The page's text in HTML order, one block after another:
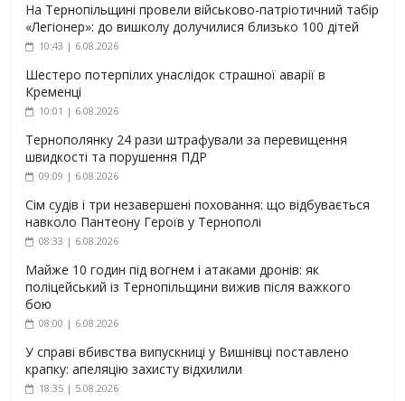
На Тернопільщині провели військово-патріотичний табір
«Легіонер»: до вишколу долучилися близько 100 дітей
10:43 | 6.08.2026
Шестеро потерпілих унаслідок страшної аварії в
Кременці
10:01 | 6.08.2026
Тернополянку 24 рази штрафували за перевищення
швидкості та порушення ПДР
09:09 | 6.08.2026
Сім судів і три незавершені поховання: що відбувається
навколо Пантеону Героїв у Тернополі
08:33 | 6.08.2026
Майже 10 годин під вогнем і атаками дронів: як
поліцейський із Тернопільщини вижив після важкого
бою
08:00 | 6.08.2026
У справі вбивства випускниці у Вишнівці поставлено
крапку: апеляцію захисту відхилили
18:35 | 5.08.2026